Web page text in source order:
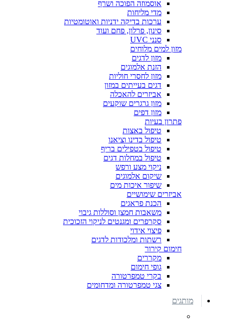
אוסמוזה הפוכה ושרף
מדי מליחות
ערכות בדיקה ידניות ואוטומטיות
סינון, פרלון, פחם ועוד
סנני UVC
מזון למים מלוחים
מזון לדגים
הזנת אלמוגים
מזון לחסרי חוליות
דגים בעייתים במזון
אביזרים להאכלה
מזון גרגרים שוקעים
מזון דפים
פתרון בעיות
טיפול באצות
טיפול בדינו וציאנו
טיפול בטפילים בריף
טיפול במחלות דגים
ניקוי מצע ורפש
שיקום אלמוגים
שיפור איכות מים
אביזרים שימושיים
הכנת פראגים
משאבות חמצן וסוללות גיבוי
סקרפרים ומגנטים לניקוי הזכוכית
פיצוי אידוי
רשתות ומלכודות לדגים
חימום קירור
מקררים
גופי חימום
בקרי טמפרטורה
צגי טמפרטורה ומדחומים
מותגים